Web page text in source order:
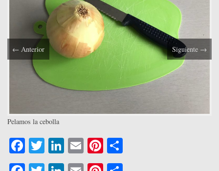
← Anterior Siguiente →
Pelamos la cebolla
Fa
ce
T
wi
Li
nk
E
m
Pi
nt